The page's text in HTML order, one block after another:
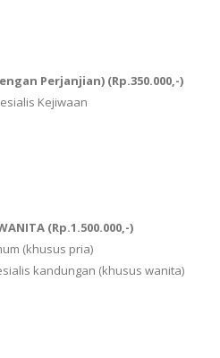
Perjanjian) (Rp.350.000,-)
Kejiwaan
(Rp.1.500.000,-)
(khusus pria)
kandungan (khusus wanita)